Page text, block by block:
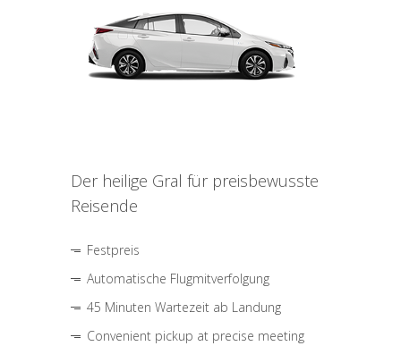
Der heilige Gral für preisbewusste
Reisende
Festpreis
Automatische Flugmitverfolgung
45 Minuten Wartezeit ab Landung
Convenient pickup at precise meeting